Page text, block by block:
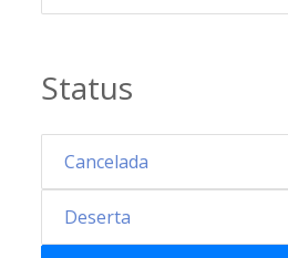
Status
Cancelada
Deserta